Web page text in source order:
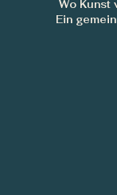
Wo Kunst
Ein